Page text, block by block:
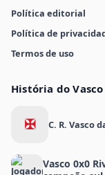
Política editorial
Política de
Termos de uso
História do Vasco
✠ C. R. Vasco
Vasco 0x0